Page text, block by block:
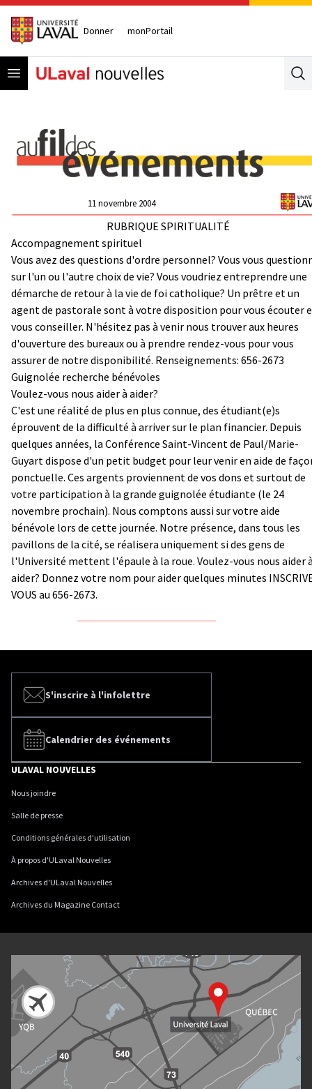
Donner monPortail
Open menu
11 novembre 2004
RUBRIQUE SPIRITUALITÉ
Accompagnement spirituel
Vous avez des questions d'ordre personnel? Vous vous
sur l'un ou l'autre choix de vie? Vous voudriez entreprendre une
démarche de retour à la vie de foi catholique? Un prêtre et un
agent de pastorale sont à votre disposition pour vous écouter
vous conseiller. N'hésitez pas à venir nous trouver aux heures
d'ouverture des bureaux ou à prendre rendez-vous pour vous
assurer de notre disponibilité. Renseignements: 656-2673
Guignolée recherche bénévoles
Voulez-vous nous aider à aider?
C'est une réalité de plus en plus connue, des étudiant(e)s
éprouvent de la difficulté à arriver sur le plan financier. Depuis
quelques années, la Conférence Saint-Vincent de Paul/Marie-
Guyart dispose d'un petit budget pour leur venir en aide de
ponctuelle. Ces argents proviennent de vos dons et surtout de
votre participation à la grande guignolée étudiante (le 24
novembre prochain). Nous comptons aussi sur votre aide
bénévole lors de cette journée. Notre présence, dans tous les
pavillons de la cité, se réalisera uniquement si des gens de
l'Université mettent l'épaule à la roue. Voulez-vous nous aider
aider? Donnez votre nom pour aider quelques minutes
VOUS au 656-2673.
S'inscrire à l'infolettre
Calendrier des événements
ULAVAL NOUVELLES
Nous joindre
Salle de presse
Conditions générales d'utilisation
À propos d'ULaval Nouvelles
Archives d'ULaval Nouvelles
Archives du Magazine Contact